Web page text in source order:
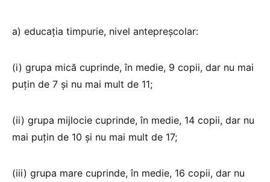
a) educaţia timpurie, nivel antepreşcolar:
(i) grupa mică cuprinde, în medie, 9 copii, dar nu mai
puţin de 7 şi nu mai mult de 11;
(ii) grupa mijlocie cuprinde, în medie, 14 copii, dar nu
mai puţin de 10 şi nu mai mult de 17;
(iii) grupa mare cuprinde, în medie, 16 copii, dar nu